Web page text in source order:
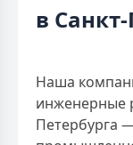
в
Наша
инженерные
Петербурга